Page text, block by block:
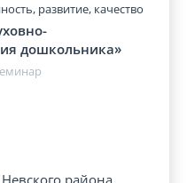
развитие, качество
дошкольника»
района